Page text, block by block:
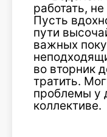
работать,
Пусть
пути
важных
во вторник
тратить.
проблемы у
коллективе.